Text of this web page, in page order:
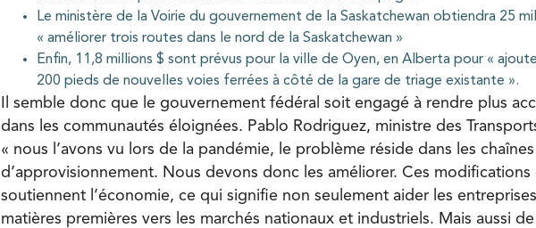
Le ministère de la Voirie du gouvernement de la Saskatchewan obtiendra 25
« améliorer trois routes dans le nord de la Saskatchewan »
Enfin, 11,8 millions $ sont prévus pour la ville de Oyen, en Alberta pour «
200 pieds de nouvelles voies ferrées à côté de la gare de triage existante ».
Il semble donc que le gouvernement fédéral soit engagé à rendre plus
dans les communautés éloignées. Pablo Rodriguez, ministre des
« nous l’avons vu lors de la pandémie, le problème réside dans les chaînes
d’approvisionnement. Nous devons donc les améliorer. Ces modifications
soutiennent l’économie, ce qui signifie non seulement aider les
matières premières vers les marchés nationaux et industriels. Mais aussi